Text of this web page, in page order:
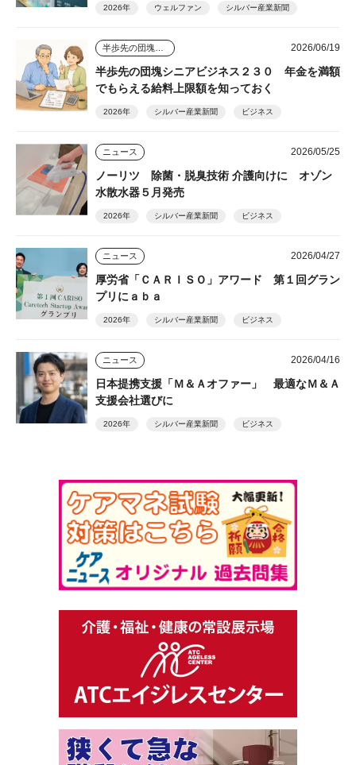
2026年 ウェルファン シルバー産業新聞
2026/06/19
半歩先の団塊シニアビジネス２３０ 年金を満額
でもらえる給料上限額を知っておく
2026年 シルバー産業新聞 ビジネス
ニュース 2026/05/25
ノーリツ 除菌・脱臭技術 介護向けに オゾン
水散水器５月発売
2026年 シルバー産業新聞 ビジネス
ニュース 2026/04/27
厚労省「ＣＡＲＩＳＯ」アワード 第１回グラン
プリにａｂａ
2026年 シルバー産業新聞 ビジネス
ニュース 2026/04/16
日本提携支援「Ｍ＆Ａオファー」 最適なＭ＆Ａ
支援会社選びに
2026年 シルバー産業新聞 ビジネス